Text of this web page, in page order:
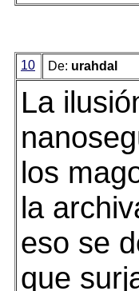
10 De: urahdal
La
los
la
eso se
que